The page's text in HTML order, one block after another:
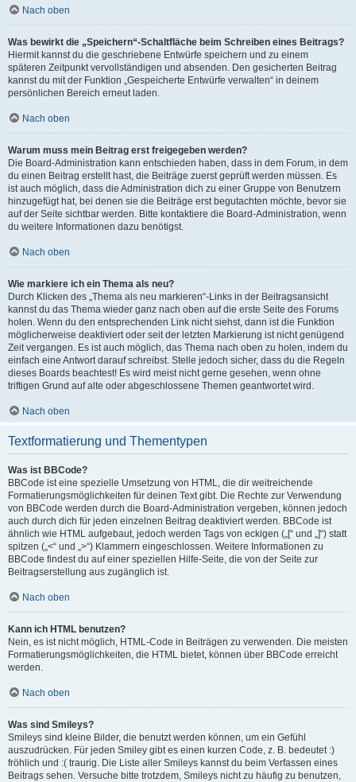
Nach oben
Was bewirkt die „Speichern“-Schaltfläche beim Schreiben eines Beitrags?
Hiermit kannst du die geschriebene Entwürfe speichern und zu einem
späteren Zeitpunkt vervollständigen und absenden. Den gesicherten Beitrag
kannst du mit der Funktion „Gespeicherte Entwürfe verwalten“ in deinem
persönlichen Bereich erneut laden.
Nach oben
Warum muss mein Beitrag erst freigegeben werden?
Die Board-Administration kann entschieden haben, dass in dem Forum, in dem
du einen Beitrag erstellt hast, die Beiträge zuerst geprüft werden müssen. Es
ist auch möglich, dass die Administration dich zu einer Gruppe von Benutzern
hinzugefügt hat, bei denen sie die Beiträge erst begutachten möchte, bevor sie
auf der Seite sichtbar werden. Bitte kontaktiere die Board-Administration, wenn
du weitere Informationen dazu benötigst.
Nach oben
Wie markiere ich ein Thema als neu?
Durch Klicken des „Thema als neu markieren“-Links in der Beitragsansicht
kannst du das Thema wieder ganz nach oben auf die erste Seite des Forums
holen. Wenn du den entsprechenden Link nicht siehst, dann ist die Funktion
möglicherweise deaktiviert oder seit der letzten Markierung ist nicht genügend
Zeit vergangen. Es ist auch möglich, das Thema nach oben zu holen, indem du
einfach eine Antwort darauf schreibst. Stelle jedoch sicher, dass du die Regeln
dieses Boards beachtest! Es wird meist nicht gerne gesehen, wenn ohne
triftigen Grund auf alte oder abgeschlossene Themen geantwortet wird.
Nach oben
Textformatierung und Thementypen
Was ist BBCode?
BBCode ist eine spezielle Umsetzung von HTML, die dir weitreichende
Formatierungsmöglichkeiten für deinen Text gibt. Die Rechte zur Verwendung
von BBCode werden durch die Board-Administration vergeben, können jedoch
auch durch dich für jeden einzelnen Beitrag deaktiviert werden. BBCode ist
ähnlich wie HTML aufgebaut, jedoch werden Tags von eckigen („[“ und „]“) statt
spitzen („<“ und „>“) Klammern eingeschlossen. Weitere Informationen zu
BBCode findest du auf einer speziellen Hilfe-Seite, die von der Seite zur
Beitragserstellung aus zugänglich ist.
Nach oben
Kann ich HTML benutzen?
Nein, es ist nicht möglich, HTML-Code in Beiträgen zu verwenden. Die meisten
Formatierungsmöglichkeiten, die HTML bietet, können über BBCode erreicht
werden.
Nach oben
Was sind Smileys?
Smileys sind kleine Bilder, die benutzt werden können, um ein Gefühl
auszudrücken. Für jeden Smiley gibt es einen kurzen Code, z. B. bedeutet :)
fröhlich und :( traurig. Die Liste aller Smileys kannst du beim Verfassen eines
Beitrags sehen. Versuche bitte trotzdem, Smileys nicht zu häufig zu benutzen,